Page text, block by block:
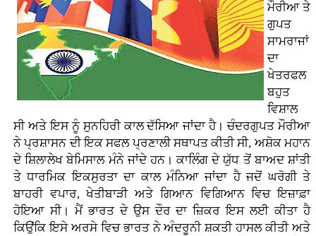
ਮੌਰੀਆ ਤੇ
ਗੁਪਤ
ਸਾਮਰਾਜਾਂ
ਦਾ
ਖੇਤਰਫਲ
ਬਹੁਤ
ਵਿਸ਼ਾਲ
ਸੀ ਅਤੇ ਇਸ ਨੂੰ ਸੁਨਹਿਰੀ ਕਾਲ ਦੱਸਿਆ ਜਾਂਦਾ ਹੈ। ਚੰਦਰਗੁਪਤ ਮੌਰੀਆ
ਨੇ ਪ੍ਰਸ਼ਾਸਨ ਦੀ ਇਕ ਸਫਲ ਪ੍ਰਣਾਲੀ ਸਥਾਪਤ ਕੀਤੀ ਸੀ, ਅਸ਼ੋਕ ਮਹਾਨ
ਦੇ ਸ਼ਿਲਾਲੇਖ ਬੇਮਿਸਾਲ ਮੰਨੇ ਜਾਂਦੇ ਹਨ। ਕਾਲਿੰਗ ਦੇ ਯੁੱਧ ਤੋਂ ਬਾਅਦ ਸ਼ਾਂਤੀ
ਤੇ ਧਾਰਮਿਕ ਇਕਸੁਰਤਾ ਦਾ ਕਾਲ ਮੰਨਿਆ ਜਾਂਦਾ ਹੈ ਜਦੋਂ ਘਰੋਗੀ ਤੇ
ਬਾਹਰੀ ਵਪਾਰ, ਖੇਤੀਬਾੜੀ ਅਤੇ ਗਿਆਨ ਵਿਗਿਆਨ ਵਿਚ ਇਜ਼ਾਫ਼ਾ
ਹੋਇਆ ਸੀ। ਮੈਂ ਭਾਰਤ ਦੇ ਉਸ ਦੌਰ ਦਾ ਜ਼ਿਕਰ ਇਸ ਲਈ ਕੀਤਾ ਹੈ
ਕਿਉਂਕਿ ਇਸੇ ਅਰਸੇ ਵਿਚ ਭਾਰਤ ਨੇ ਅੰਦਰੂਨੀ ਸ਼ਕਤੀ ਹਾਸਲ ਕੀਤੀ ਅਤੇ